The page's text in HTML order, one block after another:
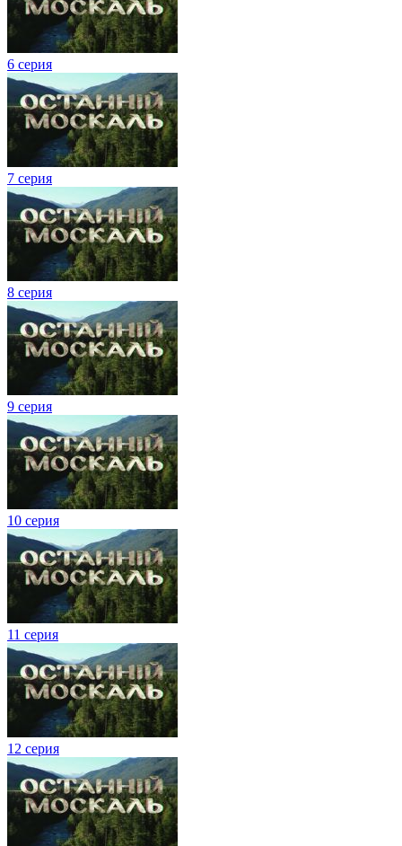
6 серия
7 серия
8 серия
9 серия
10 серия
11 серия
12 серия